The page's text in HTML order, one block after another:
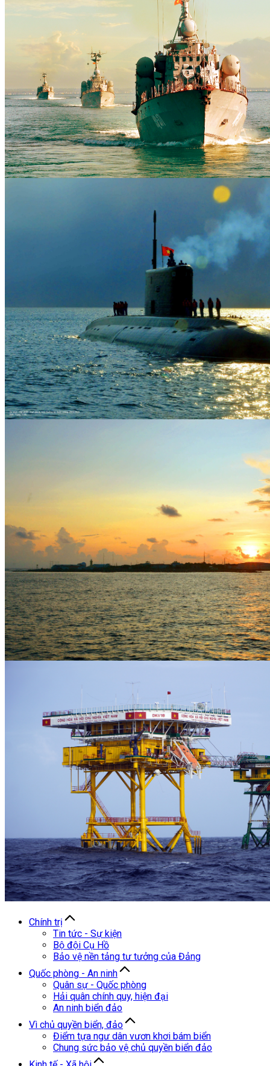
Chính trị
Tin tức - Sự kiện
Bộ đội Cụ Hồ
Bảo vệ nền tảng tư tưởng của Đảng
Quốc phòng - An ninh
Quân sự - Quốc phòng
Hải quân chính quy, hiện đại
An ninh biển đảo
Vì chủ quyền biển, đảo
Điểm tựa ngư dân vươn khơi bám biển
Chung sức bảo vệ chủ quyền biển đảo